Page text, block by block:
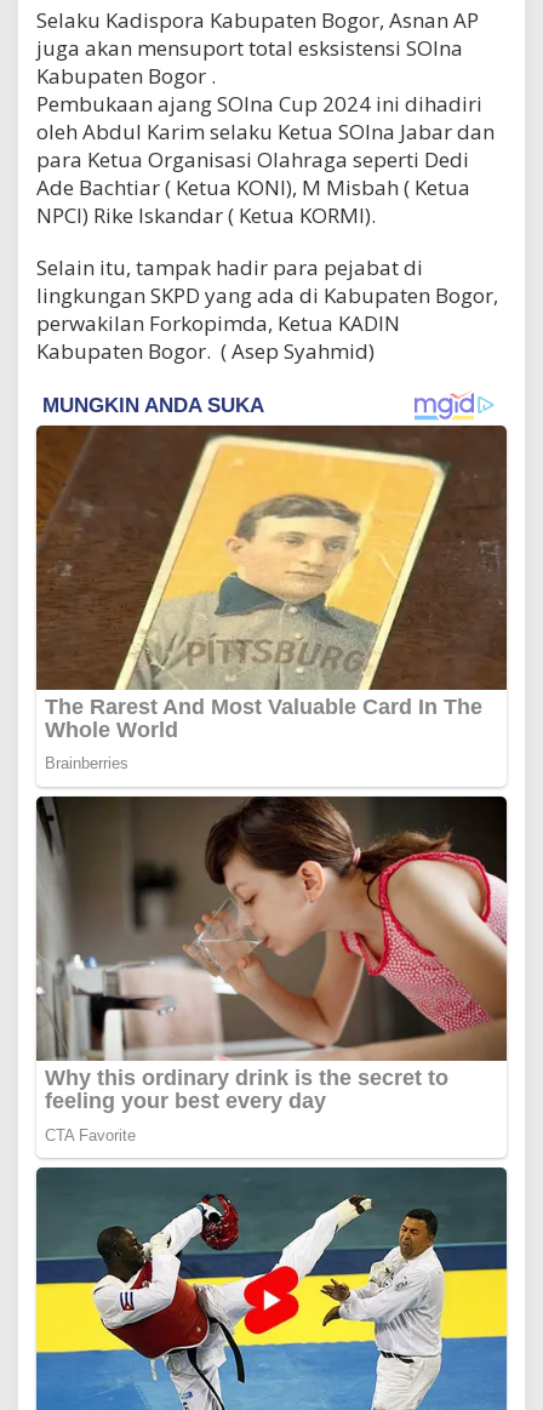
Selaku Kadispora Kabupaten Bogor, Asnan AP
juga akan mensuport total esksistensi SOIna
Kabupaten Bogor .
Pembukaan ajang SOIna Cup 2024 ini dihadiri
oleh Abdul Karim selaku Ketua SOIna Jabar dan
para Ketua Organisasi Olahraga seperti Dedi
Ade Bachtiar ( Ketua KONI), M Misbah ( Ketua
NPCI) Rike Iskandar ( Ketua KORMI).
Selain itu, tampak hadir para pejabat di
lingkungan SKPD yang ada di Kabupaten Bogor,
perwakilan Forkopimda, Ketua KADIN
Kabupaten Bogor. ( Asep Syahmid)